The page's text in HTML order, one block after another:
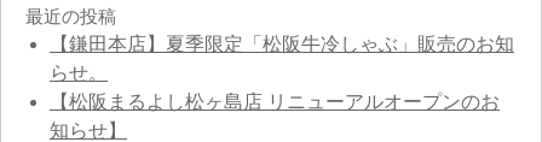
最近の投稿
【鎌田本店】夏季限定「松阪牛冷しゃぶ」販売のお知
らせ。
【松阪まるよし松ヶ島店 リニューアルオープンのお
知らせ】